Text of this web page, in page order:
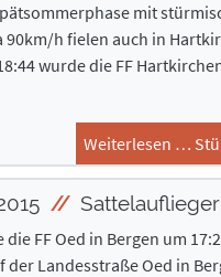
mit
90km/h fielen auch in
wurde die FF
Weiterlesen …
die FF Oed in Bergen um
der Landesstraße Oed in